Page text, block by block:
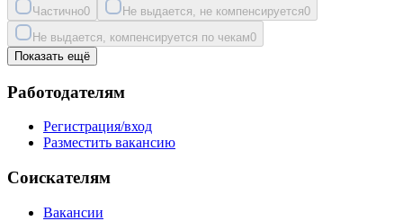
Частично0 Не выдается, не компенсируется0
Не выдается, компенсируется по чекам0
Показать ещё
Работодателям
Регистрация/вход
Разместить вакансию
Соискателям
Вакансии